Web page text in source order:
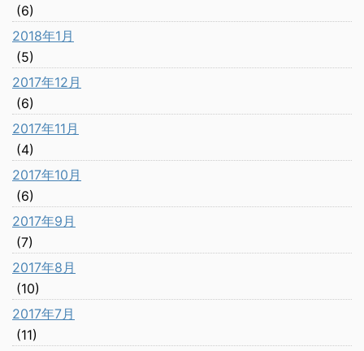
(6)
2018年1月
(5)
2017年12月
(6)
2017年11月
(4)
2017年10月
(6)
2017年9月
(7)
2017年8月
(10)
2017年7月
(11)